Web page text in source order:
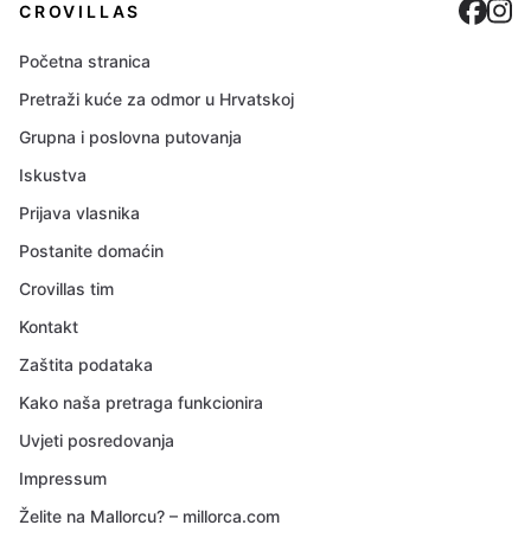
CROVILLAS
Početna stranica
Pretraži kuće za odmor u Hrvatskoj
Grupna i poslovna putovanja
Iskustva
Prijava vlasnika
Postanite domaćin
Crovillas tim
Kontakt
Zaštita podataka
Kako naša pretraga funkcionira
Uvjeti posredovanja
Impressum
Želite na Mallorcu? – millorca.com